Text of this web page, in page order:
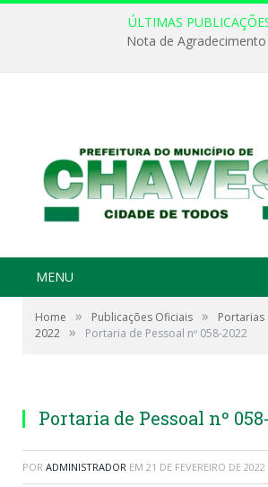
ÚLTIMAS
Nota de Agradecimento
MENU
Home » Publicações Oficiais » Portarias
2022 » Portaria de Pessoal nº 058-2022
Portaria de Pessoal nº
POR ADMINISTRADOR EM 21 DE FEVEREIRO DE 2022